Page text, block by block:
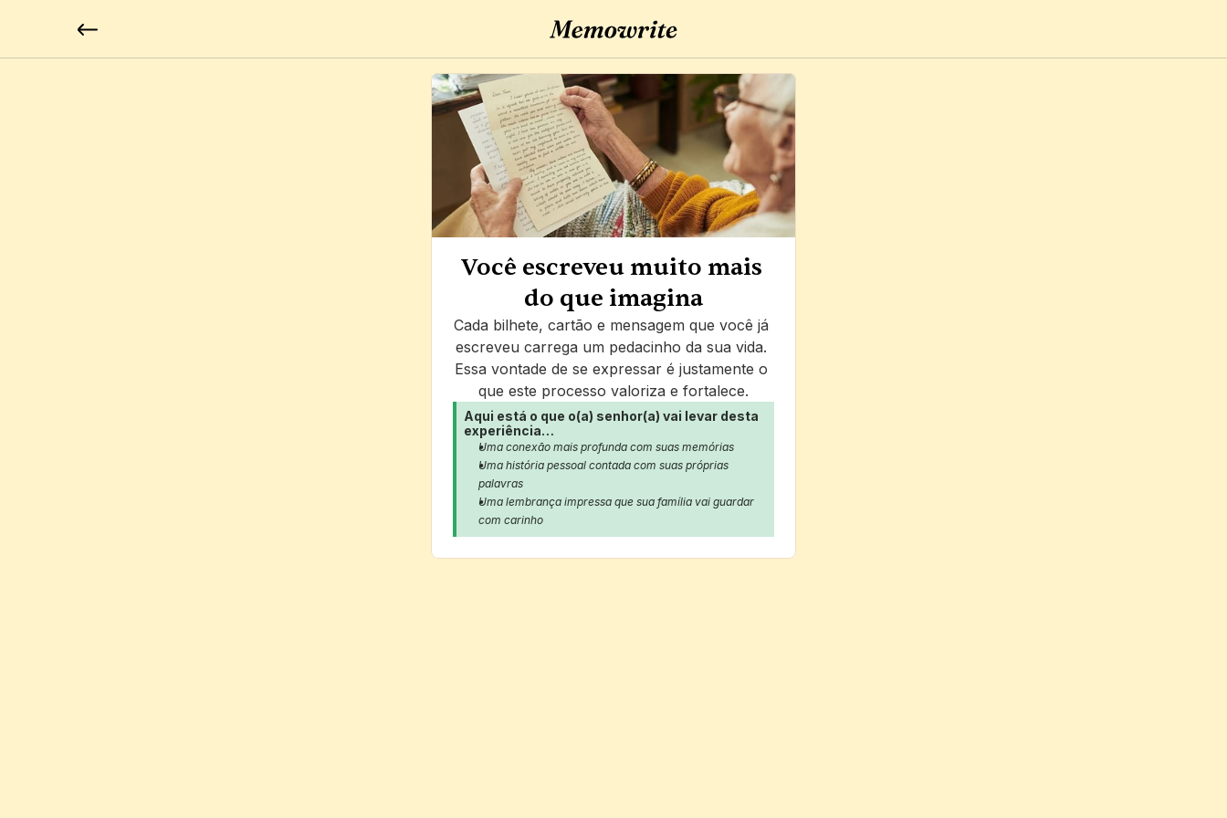
Você escreveu muito mais
do que imagina
Cada bilhete, cartão e mensagem que você já
escreveu carrega um pedacinho da sua vida.
Essa vontade de se expressar é justamente o
que este processo valoriza e fortalece.
Aqui está o que o(a) senhor(a) vai levar desta
experiência…
Uma conexão mais profunda com suas memórias
Uma história pessoal contada com suas próprias
palavras
Uma lembrança impressa que sua família vai guardar
com carinho